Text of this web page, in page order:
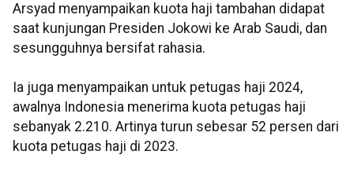
Arsyad menyampaikan kuota haji tambahan didapat
saat kunjungan Presiden Jokowi ke Arab Saudi, dan
sesungguhnya bersifat rahasia.
Ia juga menyampaikan untuk petugas haji 2024,
awalnya Indonesia menerima kuota petugas haji
sebanyak 2.210. Artinya turun sebesar 52 persen dari
kuota petugas haji di 2023.